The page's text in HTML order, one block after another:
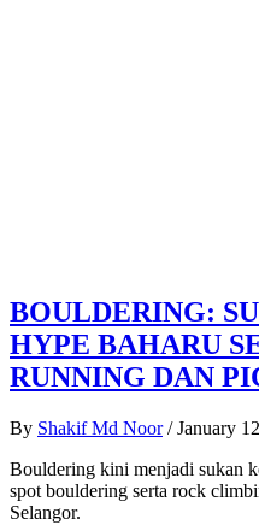
BOULDERING:
HYPE BAHARU
RUNNING DAN
By Shakif Md Noor / January
Bouldering kini menjadi sukan
spot bouldering serta rock
Selangor.